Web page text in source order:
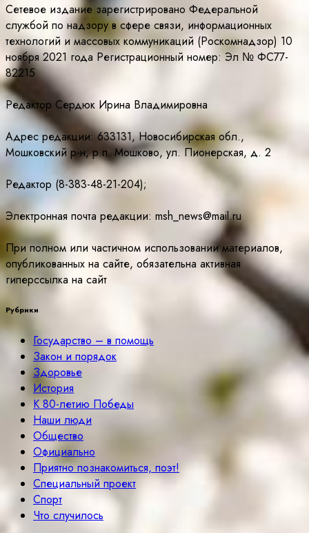
Сетевое издание зарегистрировано Федеральной
службой по надзору в сфере связи, информационных
технологий и массовых коммуникаций (Роскомнадзор) 10
ноября 2021 года Регистрационный номер: Эл № ФС77-
82215
Редактор Сердюк Ирина Владимировна
Адрес редакции: 633131, Новосибирская обл.,
Мошковский р-н, р.п. Мошково, ул. Пионерская, д. 2
Редактор (8-383-48-21-204);
Электронная почта редакции: msh_news@mail.ru
При полном или частичном использовании материалов,
опубликованных на сайте, обязательна активная
гиперссылка на сайт
Рубрики
Государство – в помощь
Закон и порядок
Здоровье
История
К 80-летию Победы
Наши люди
Общество
Официально
Приятно познакомиться, поэт!
Специальный проект
Спорт
Что случилось